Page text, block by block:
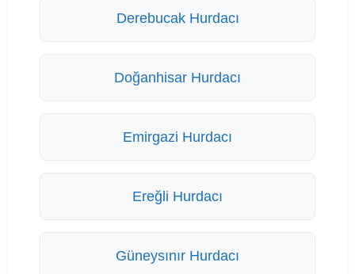
Derebucak Hurdacı
Doğanhisar Hurdacı
Emirgazi Hurdacı
Ereğli Hurdacı
Güneysınır Hurdacı